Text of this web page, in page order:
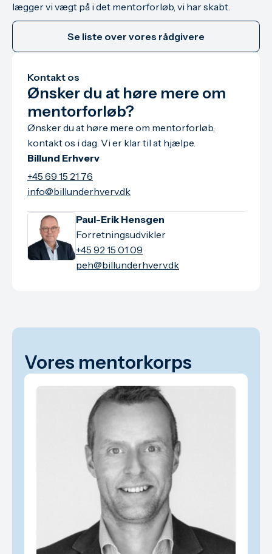
lægger vi vægt på i det mentorforløb, vi har skabt.
Se liste over vores rådgivere
Kontakt os
Ønsker du at høre mere om
mentorforløb?
Ønsker du at høre mere om mentorforløb,
kontakt os i dag. Vi er klar til at hjælpe.
Billund Erhverv
+45 69 15 21 76
info@billunderhverv.dk
Paul-Erik Hensgen
Forretningsudvikler
+45 92 15 01 09
peh@billunderhverv.dk
Vores mentorkorps